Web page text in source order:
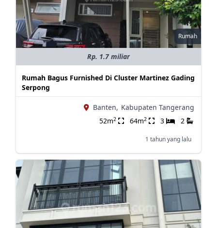
Rumah
Rp. 1.7 miliar
Rumah Bagus Furnished Di Cluster Martinez Gading
Serpong
Banten, Kabupaten Tangerang
52m2 64m2 3 2
1 tahun yang lalu